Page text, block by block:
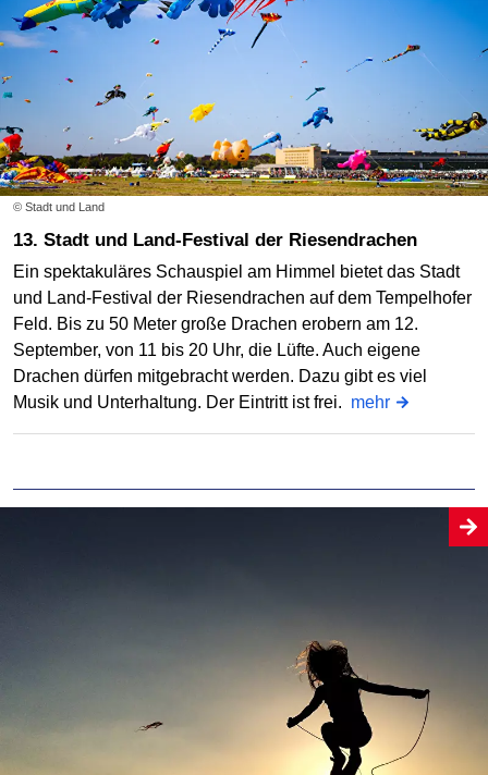
© Stadt und Land
13. Stadt und Land-Festival der Riesendrachen
Ein spektakuläres Schauspiel am Himmel bietet das Stadt
und Land-Festival der Riesendrachen auf dem Tempelhofer
Feld. Bis zu 50 Meter große Drachen erobern am 12.
September, von 11 bis 20 Uhr, die Lüfte. Auch eigene
Drachen dürfen mitgebracht werden. Dazu gibt es viel
Musik und Unterhaltung. Der Eintritt ist frei. mehr